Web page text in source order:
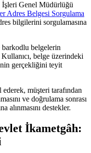
İşleri Genel Müdürlüğü
Adres Belgesi Sorgulama
bilgilerini sorgulamasına
barkodlu belgelerin
belge üzerindeki
gerçekliğini teyit
müşteri tarafından
ve doğrulama sonrası
alınmasını destekler.
İkametgâh: